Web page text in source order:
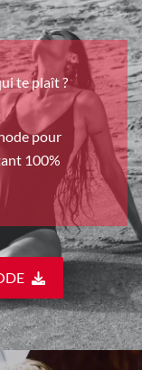
te plaît ?
pour
100%